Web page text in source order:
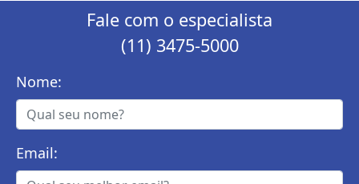
Fale com o especialista
(11) 3475-5000
Nome:
Email: